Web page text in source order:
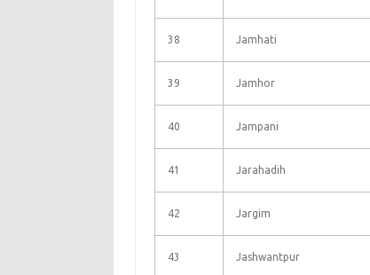
38 Jamhati
39 Jamhor
40 Jampani
41 Jarahadih
42 Jargim
43 Jashwantpur